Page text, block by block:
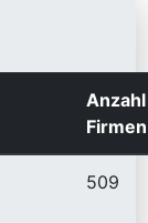
Anzahl
Firmen
509